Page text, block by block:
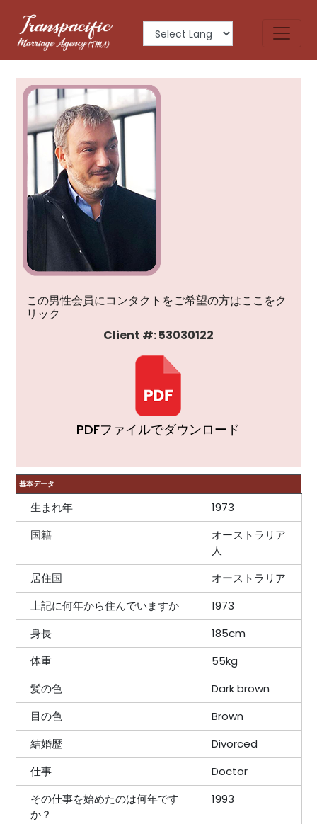
LEWIS
この男性会員にコンタクトをご希望の方はここをク
リック
Client #: 53030122
PDFファイルでダウンロード
基本データ
生まれ年
1973
国籍
オーストラリア
人
居住国
オーストラリア
上記に何年から住んでいますか
1973
身長
185cm
体重
55kg
髪の色
Dark brown
目の色
Brown
結婚歴
Divorced
仕事
Doctor
その仕事を始めたのは何年です
か？
1993